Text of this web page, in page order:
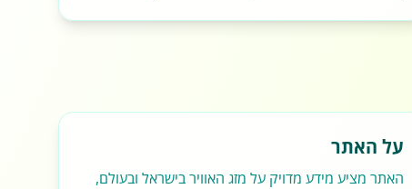
על האתר
האתר מציע מידע מדויק על מזג האוויר בישראל ובעולם,